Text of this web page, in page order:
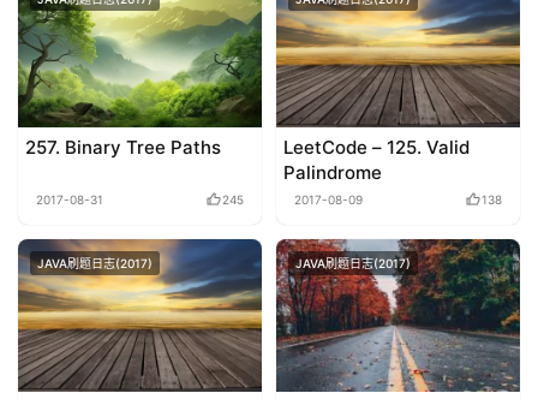
257. Binary Tree Paths
2017-08-31 245
LeetCode – 125. Valid
Palindrome
2017-08-09 138
JAVA刷题日志(2017) JAVA刷题日志(2017)